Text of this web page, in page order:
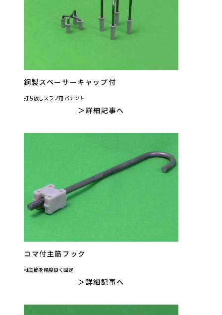
鋼製スペーサーキャップ付
打ち放しスラブ用 パテント
詳細記事へ
コマ付主筋フック
柱主筋を精度良く固定
詳細記事へ